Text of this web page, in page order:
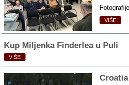
VIŠE
Kup Miljenka Finderlea u Puli
VIŠE